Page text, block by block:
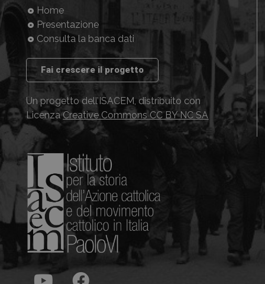
Home
Presentazione
Consulta la banca dati
Fai crescere il progetto
Un progetto dell’ISACEM, distribuito con
LicenzaCreative Commons CC BY NC SA